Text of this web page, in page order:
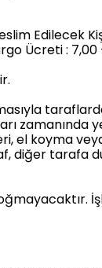
Edilecek
Ücreti : 7,00
zamanında
el koyma
diğer tarafa